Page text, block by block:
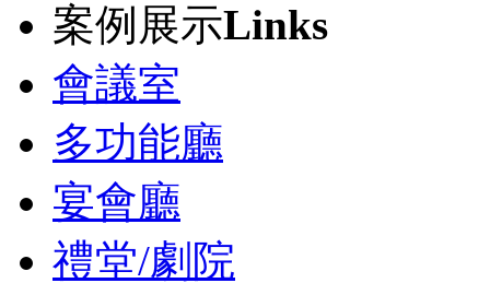
案例展示Links
會議室
多功能廳
宴會廳
禮堂/劇院